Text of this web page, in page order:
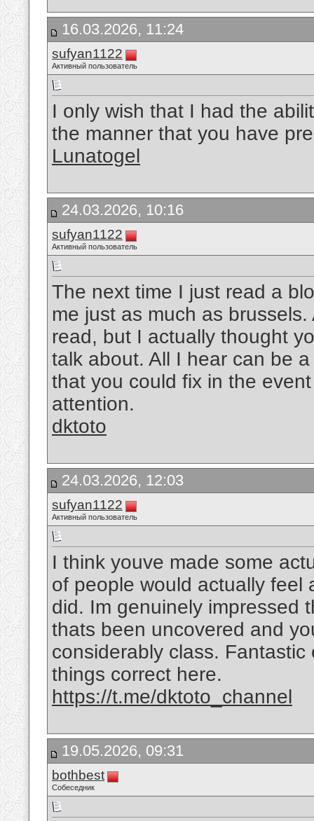
16.03.2026, 11:24
sufyan1122
Активный пользователь
I only wish that I had the
the manner that you have
Lunatogel
24.03.2026, 10:16
sufyan1122
Активный пользователь
The next time I just read a
me just as much as
read, but I actually thought
talk about. All I hear can be
that you could fix in the
attention.
dktoto
24.03.2026, 12:03
sufyan1122
Активный пользователь
I think youve made some
of people would actually feel
did. Im genuinely impressed
thats been uncovered and
considerably class.
things correct here.
https://t.me/dktoto_channel
19.05.2026, 09:31
bothbest
Собеседник